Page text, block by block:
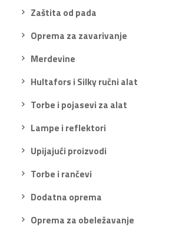
Zaštita od pada
Oprema za zavarivanje
Merdevine
Hultafors i Silky ručni alat
Torbe i pojasevi za alat
Lampe i reflektori
Upijajući proizvodi
Torbe i rančevi
Dodatna oprema
Oprema za obeležavanje